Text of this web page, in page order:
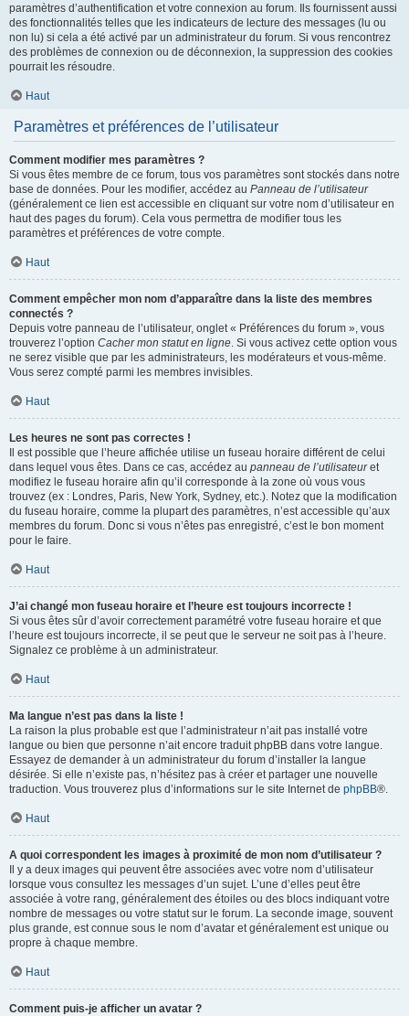
paramètres d’authentification et votre connexion au forum. Ils fournissent aussi
des fonctionnalités telles que les indicateurs de lecture des messages (lu ou
non lu) si cela a été activé par un administrateur du forum. Si vous rencontrez
des problèmes de connexion ou de déconnexion, la suppression des cookies
pourrait les résoudre.
Haut
Paramètres et préférences de l’utilisateur
Comment modifier mes paramètres ?
Si vous êtes membre de ce forum, tous vos paramètres sont stockés dans notre
base de données. Pour les modifier, accédez au Panneau de l’utilisateur
(généralement ce lien est accessible en cliquant sur votre nom d’utilisateur en
haut des pages du forum). Cela vous permettra de modifier tous les
paramètres et préférences de votre compte.
Haut
Comment empêcher mon nom d’apparaître dans la liste des membres
connectés ?
Depuis votre panneau de l’utilisateur, onglet « Préférences du forum », vous
trouverez l’option Cacher mon statut en ligne. Si vous activez cette option vous
ne serez visible que par les administrateurs, les modérateurs et vous-même.
Vous serez compté parmi les membres invisibles.
Haut
Les heures ne sont pas correctes !
Il est possible que l’heure affichée utilise un fuseau horaire différent de celui
dans lequel vous êtes. Dans ce cas, accédez au panneau de l’utilisateuret
modifiez le fuseau horaire afin qu’il corresponde à la zone où vous vous
trouvez (ex : Londres, Paris, New York, Sydney, etc.). Notez que la modification
du fuseau horaire, comme la plupart des paramètres, n’est accessible qu’aux
membres du forum. Donc si vous n’êtes pas enregistré, c’est le bon moment
pour le faire.
Haut
J’ai changé mon fuseau horaire et l’heure est toujours incorrecte !
Si vous êtes sûr d’avoir correctement paramétré votre fuseau horaire et que
l’heure est toujours incorrecte, il se peut que le serveur ne soit pas à l’heure.
Signalez ce problème à un administrateur.
Haut
Ma langue n’est pas dans la liste !
La raison la plus probable est que l’administrateur n’ait pas installé votre
langue ou bien que personne n’ait encore traduit phpBB dans votre langue.
Essayez de demander à un administrateur du forum d’installer la langue
désirée. Si elle n’existe pas, n’hésitez pas à créer et partager une nouvelle
traduction. Vous trouverez plus d’informations sur le site Internet de phpBB®.
Haut
A quoi correspondent les images à proximité de mon nom d’utilisateur ?
Il y a deux images qui peuvent être associées avec votre nom d’utilisateur
lorsque vous consultez les messages d’un sujet. L’une d’elles peut être
associée à votre rang, généralement des étoiles ou des blocs indiquant votre
nombre de messages ou votre statut sur le forum. La seconde image, souvent
plus grande, est connue sous le nom d’avatar et généralement est unique ou
propre à chaque membre.
Haut
Comment puis-je afficher un avatar ?